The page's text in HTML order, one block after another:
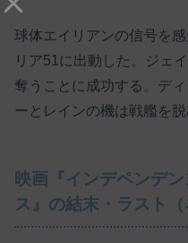
球体エイリアンの信号を
リア51に出動した。ジェ
奪うことに成功する。デ
ーとレインの機は戦艦を脱
映画『インデペンデ
ス』の結末・ラスト（